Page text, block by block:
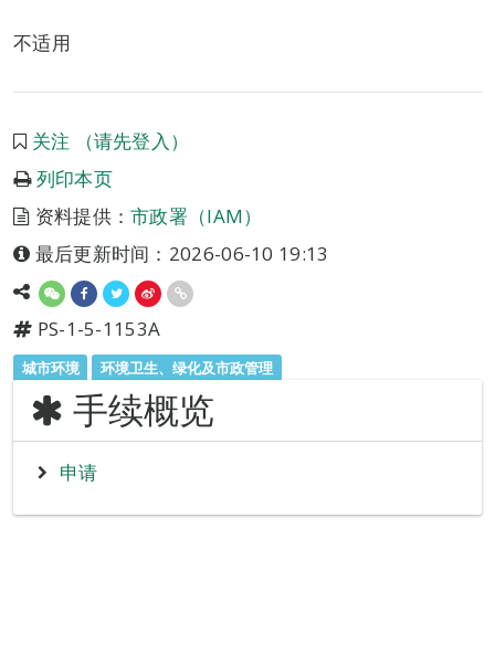
不适用
关注 （请先登入）
列印本页
资料提供：市政署（IAM）
最后更新时间：2026-06-10 19:13
PS-1-5-1153A
城市环境 环境卫生、绿化及市政管理
手续概览
申请